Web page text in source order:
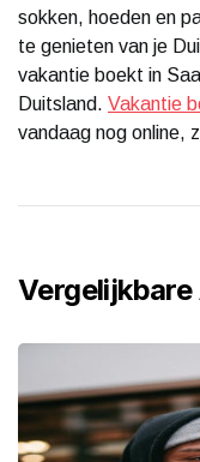
sokken, hoeden en
te genieten van je
vakantie boekt in
Duitsland. Vakantie
vandaag nog online,